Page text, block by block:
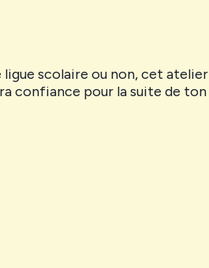
ligue scolaire ou non, cet atelier
confiance pour la suite de ton